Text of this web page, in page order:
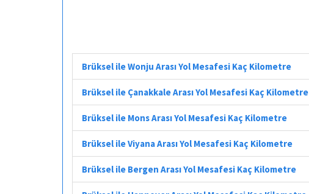
Brüksel ile Wonju Arası Yol Mesafesi Kaç Kilometre
Brüksel ile Çanakkale Arası Yol Mesafesi Kaç Kilometre
Brüksel ile Mons Arası Yol Mesafesi Kaç Kilometre
Brüksel ile Viyana Arası Yol Mesafesi Kaç Kilometre
Brüksel ile Bergen Arası Yol Mesafesi Kaç Kilometre